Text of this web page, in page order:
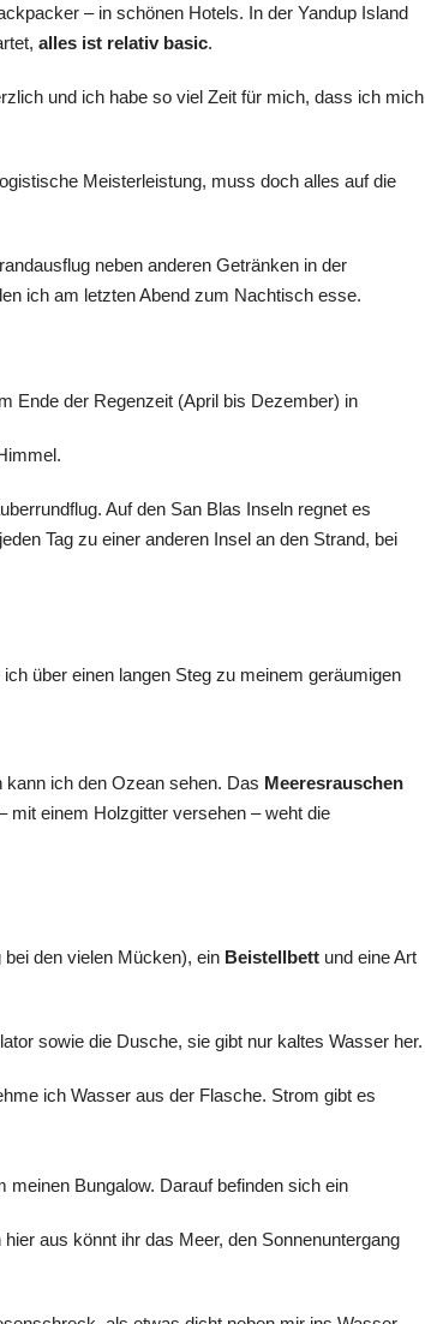
– in schönen Hotels. In der Yandup Island
alles ist relativ basic.
und ich habe so viel Zeit für mich, dass ich mich
Meisterleistung, muss doch alles auf die
neben anderen Getränken in der
ich am letzten Abend zum Nachtisch esse.
Ende der Regenzeit (April bis Dezember) in
Auf den San Blas Inseln regnet es
Tag zu einer anderen Insel an den Strand, bei
über einen langen Steg zu meinem geräumigen
ich den Ozean sehen. Das Meeresrauschen
mit einem Holzgitter versehen – weht die
bei den vielen Mücken), ein Beistellbett und eine Art
sowie die Dusche, sie gibt nur kaltes Wasser her.
ich Wasser aus der Flasche. Strom gibt es
Bungalow. Darauf befinden sich ein
aus könnt ihr das Meer, den Sonnenuntergang